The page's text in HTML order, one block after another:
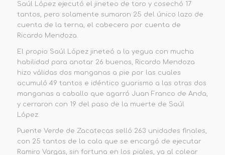
Saúl López ejecutó el jineteo de toro y cosechó 17
tantos, pero solamente sumaron 25 del único lazo de
cuenta de la terna, el cabecero por cuenta de
Ricardo Mendoza.
El propio Saúl López jineteó a la yegua con mucha
habilidad para anotar 26 buenos, Ricardo Mendoza
hizo válidas dos manganas a pie por las cuales
acumuló 49 tantos e idéntico guarismo a las otras dos
manganas a caballo que agarró Juan Franco de Anda,
y cerraron con 19 del paso de la muerte de Saúl
López.
Puente Verde de Zacatecas selló 263 unidades finales,
con 25 tantos de la cala que se encargó de ejecutar
Ramiro Vargas, sin fortuna en los piales, ya al colear